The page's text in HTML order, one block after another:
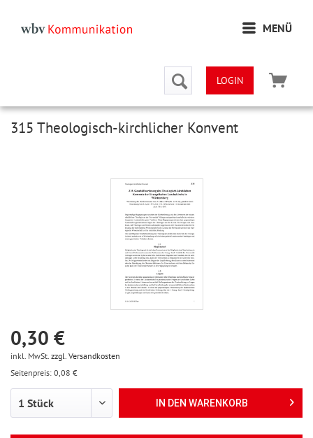
MENÜ
LOGIN
315 Theologisch-kirchlicher Konvent
0,30 €
inkl. MwSt. zzgl. Versandkosten
Seitenpreis: 0,08 €
IN DEN WARENKORB